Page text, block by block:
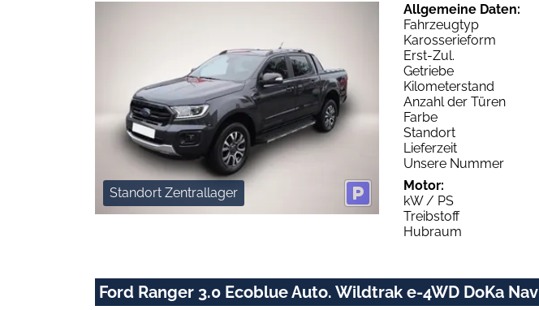
Standort Zentrallager
Allgemeine Daten:
Fahrzeugtyp
Karosserieform
Erst-Zul.
Getriebe
Kilometerstand
Anzahl der Türen
Farbe
Standort
Lieferzeit
Unsere Nummer
Motor:
kW / PS
Treibstoff
Hubraum
Ford Ranger 3.0 Ecoblue Auto. Wildtrak e-4WD DoKa Nav